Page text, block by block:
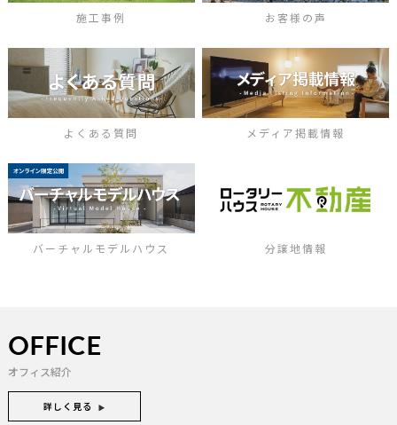
施工事例 お客様の声
よくある質問 メディア掲載情報
バーチャルモデルハウス 分譲地情報
OFFICE
オフィス紹介
詳しく見る